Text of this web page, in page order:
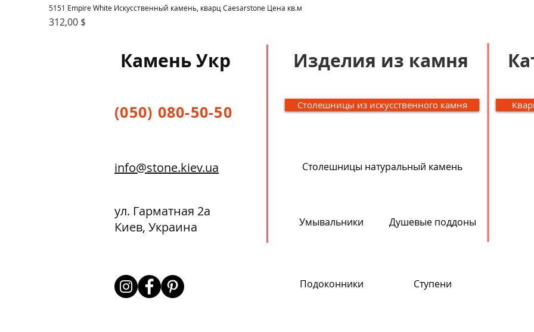
5151 Empire White Искусственный камень, кварц Caesarstone Цена кв.м
Цена
312,00 $
Камень Укр Изделия из камня
(050) 080-50-50 Столешницы из искусственного камня
info@stone.kiev.ua Столешницы натуральный камень
ул. Гарматная 2а
Киев, Украина
Умывальники Душевые поддоны
Подоконники Ступени